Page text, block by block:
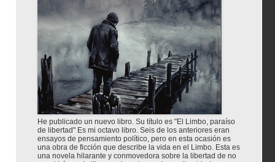
He publicado un nuevo libro. Su título es "El Limbo, paraíso
de libertad" Es mi octavo libro. Seis de los anteriores eran
ensayos de pensamiento político, pero en esta ocasión es
una obra de ficción que describe la vida en el Limbo. Esta es
una novela hilarante y conmovedora sobre la libertad de no